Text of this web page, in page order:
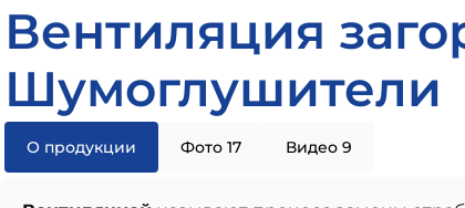
Вентиляция
Шумоглушители
О продукции Фото 17 Видео 9